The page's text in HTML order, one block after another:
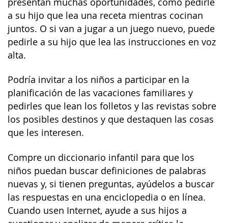
a su hijo que lea una receta mientras cocinan
juntos. O si van a jugar a un juego nuevo, puede
pedirle a su hijo que lea las instrucciones en voz
alta.
Podría invitar a los niños a participar en la
planificación de las vacaciones familiares y
pedirles que lean los folletos y las revistas sobre
los posibles destinos y que destaquen las cosas
que les interesen.
Compre un diccionario infantil para que los
niños puedan buscar definiciones de palabras
nuevas y, si tienen preguntas, ayúdelos a buscar
las respuestas en una enciclopedia o en línea.
Cuando usen Internet, ayude a sus hijos a